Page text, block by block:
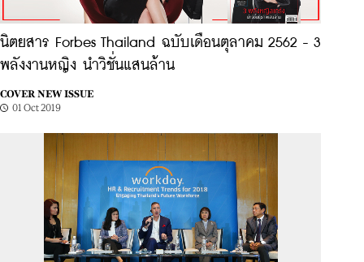
นิตยสาร Forbes Thailand ฉบับเดือนตุลาคม 2562 - 3
พลังงานหญิง นำวิชั่นแสนล้าน
COVER NEW ISSUE
01 Oct 2019